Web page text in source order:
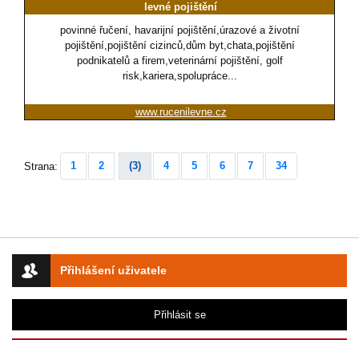
Přihlášení uživatele
Přihlásit se
levné pojištění
povinné řučení, havarijní pojištění,úrazové a životní
pojištění,pojištění cizinců,dům byt,chata,pojištění
podnikatelů a firem,veterinární pojištění, golf
risk,kariera,spolupráce...
www.rucenilevne.cz
Strana: 1 2 (3) 4 5 6 7 34